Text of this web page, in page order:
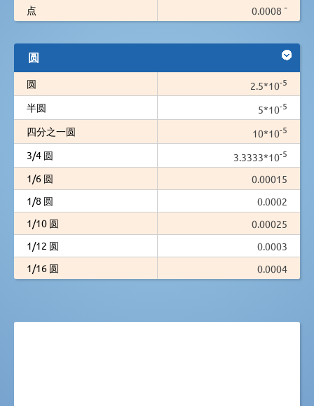
点
0.0008 ¯
圆
圆 2.5*10-5
半圆 5*10-5
四分之一圆 10*10-5
3/4 圆 3.3333*10-5
1/6 圆
0.00015
1/8 圆
0.0002
1/10 圆
0.00025
1/12 圆
0.0003
1/16 圆
0.0004